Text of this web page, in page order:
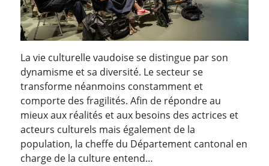
La vie culturelle vaudoise se distingue par son
dynamisme et sa diversité. Le secteur se
transforme néanmoins constamment et
comporte des fragilités. Afin de répondre au
mieux aux réalités et aux besoins des actrices et
acteurs culturels mais également de la
population, la cheffe du Département cantonal en
charge de la culture entend…